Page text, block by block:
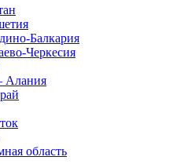
Балкария
Черкесия
Алания
область